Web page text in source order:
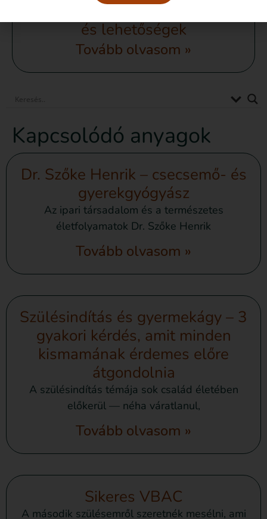
Szülésindítás: döntések, jogok
és lehetőségek
Tovább olvasom »
Kapcsolódó anyagok
Dr. Szőke Henrik – csecsemő- és
gyerekgyógyász
Az ipari társadalom és a természetes
életfolyamatok Dr. Szőke Henrik
Tovább olvasom »
Szülésindítás és gyermekágy – 3
gyakori kérdés, amit minden
kismamának érdemes előre
átgondolnia
A szülésindítás témája sok család életében
előkerül — néha váratlanul,
Tovább olvasom »
Sikeres VBAC
A második szülésemről szeretnék mesélni, ami